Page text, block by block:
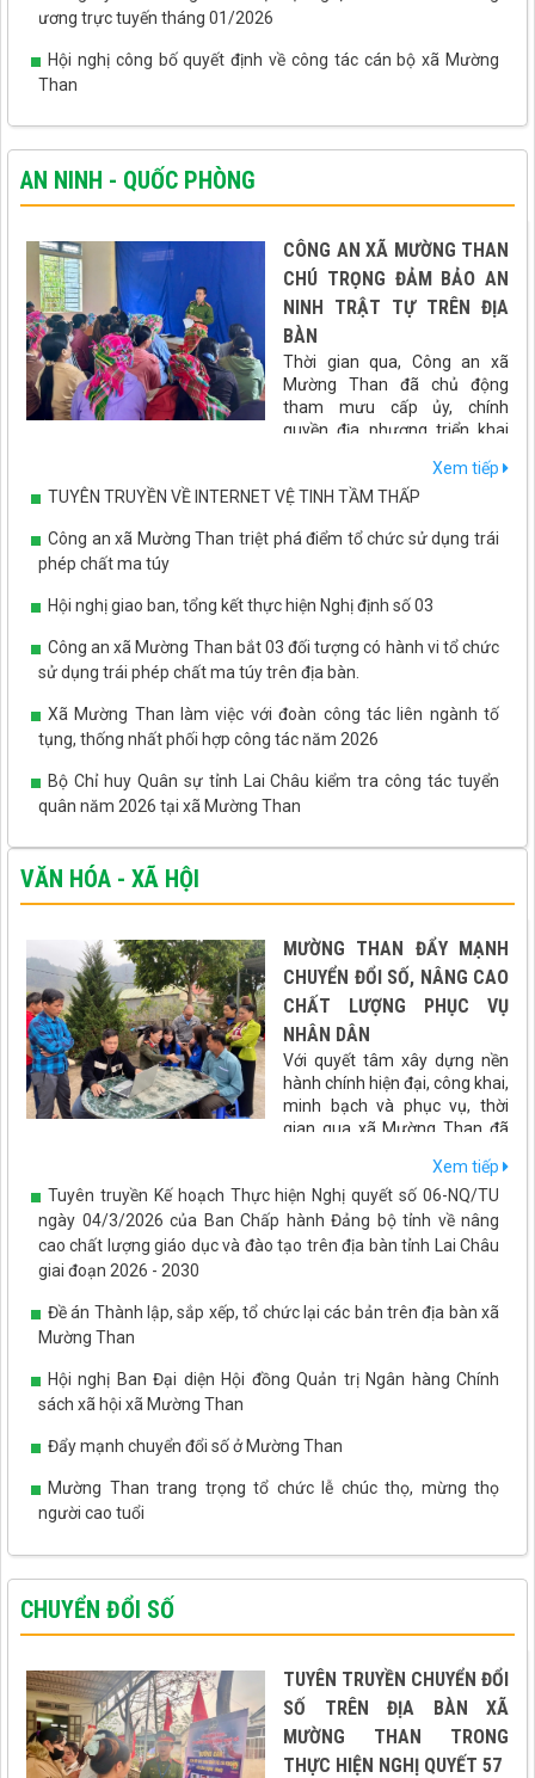
ương trực tuyến tháng 01/2026
Hội nghị công bố quyết định về công tác cán bộ xã Mường
Than
AN NINH - QUỐC PHÒNG
CÔNG AN XÃ MƯỜNG THAN
CHÚ TRỌNG ĐẢM BẢO AN
NINH TRẬT TỰ TRÊN ĐỊA
BÀN
Thời gian qua, Công an xã
Mường Than đã chủ động
tham mưu cấp ủy, chính
quyền địa phương triển khai
đảm trật tự an toàn xã hội, góp phần tạo môi trường ổn định để
phát triển kinh tế - xã hội trên địa bàn.
Xem tiếp
TUYÊN TRUYỀN VỀ INTERNET VỆ TINH TẦM THẤP
Công an xã Mường Than triệt phá điểm tổ chức sử dụng trái
phép chất ma túy
Hội nghị giao ban, tổng kết thực hiện Nghị định số 03
Công an xã Mường Than bắt 03 đối tượng có hành vi tổ chức
sử dụng trái phép chất ma túy trên địa bàn.
Xã Mường Than làm việc với đoàn công tác liên ngành tố
tụng, thống nhất phối hợp công tác năm 2026
Bộ Chỉ huy Quân sự tỉnh Lai Châu kiểm tra công tác tuyển
quân năm 2026 tại xã Mường Than
VĂN HÓA - XÃ HỘI
MƯỜNG THAN ĐẨY MẠNH
CHUYỂN ĐỔI SỐ, NÂNG CAO
CHẤT LƯỢNG PHỤC VỤ
NHÂN DÂN
Với quyết tâm xây dựng nền
hành chính hiện đại, công khai,
minh bạch và phục vụ, thời
gian qua xã Mường Than đã
mọi hoạt động quản lý, điều hành và giải quyết thủ tục hành
chính. Những kết quả đạt được không chỉ nâng cao hiệu quả hoạt
động của cơ quan nhà nước mà còn tạo thuận lợi cho người dân,
doanh nghiệp, góp phần thúc đẩy phát triển kinh tế - xã hội trên
địa bàn.
Xem tiếp
Tuyên truyền Kế hoạch Thực hiện Nghị quyết số 06-NQ/TU
ngày 04/3/2026 của Ban Chấp hành Đảng bộ tỉnh về nâng
cao chất lượng giáo dục và đào tạo trên địa bàn tỉnh Lai Châu
giai đoạn 2026 - 2030
Đề án Thành lập, sắp xếp, tổ chức lại các bản trên địa bàn xã
Mường Than
Hội nghị Ban Đại diện Hội đồng Quản trị Ngân hàng Chính
sách xã hội xã Mường Than
Đẩy mạnh chuyển đổi số ở Mường Than
Mường Than trang trọng tổ chức lễ chúc thọ, mừng thọ
người cao tuổi
Tết Tây Bắc - ấm áp tình yêu thương
CHUYỂN ĐỔI SỐ
TUYÊN TRUYỀN CHUYỂN ĐỔI
SỐ TRÊN ĐỊA BÀN XÃ
MƯỜNG THAN TRONG
THỰC HIỆN NGHỊ QUYẾT 57